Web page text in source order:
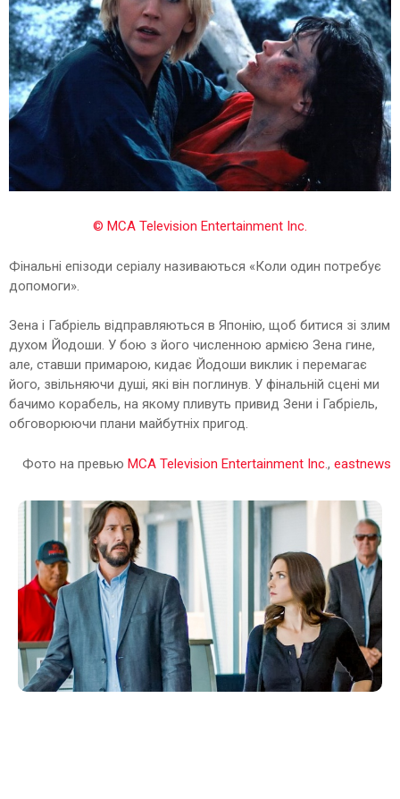
© MCA Television Entertainment Inc.
Фінальні епізоди серіалу називаються «Коли один потребує
допомоги».
Зена і Габріель відправляються в Японію, щоб битися зі злим
духом Йодоши. У бою з його численною армією Зена гине,
але, ставши примарою, кидає Йодоши виклик і перемагає
його, звільняючи душі, які він поглинув. У фінальній сцені ми
бачимо корабель, на якому пливуть привид Зени і Габріель,
обговорюючи плани майбутніх пригод.
Фото на превью MCA Television Entertainment Inc., eastnews